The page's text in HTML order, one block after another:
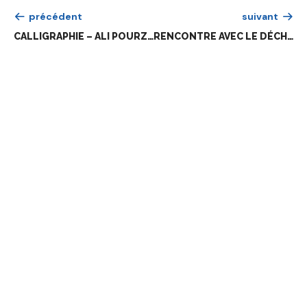
précédent
CALLIGRAPHIE – ALI POURZAHED
suivant
RENCONTRE AVEC LE DÉCHIFFREUR DE L’ÉLAMITE LINÉAIRE – FRANÇOIS DESSET